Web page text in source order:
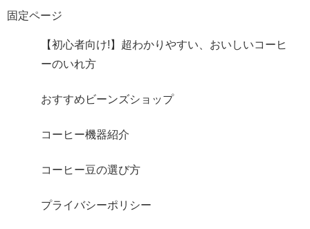
固定ページ
【初心者向け!】超わかりやすい、おいしいコーヒ
ーのいれ方
おすすめビーンズショップ
コーヒー機器紹介
コーヒー豆の選び方
プライバシーポリシー